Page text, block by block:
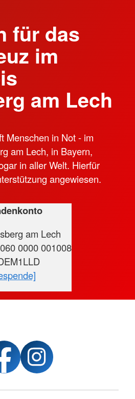
für das
im
am Lech
Menschen in Not - im
am Lech, in Bayern,
in aller Welt. Hierfür
angewiesen.
am Lech
0000 001008